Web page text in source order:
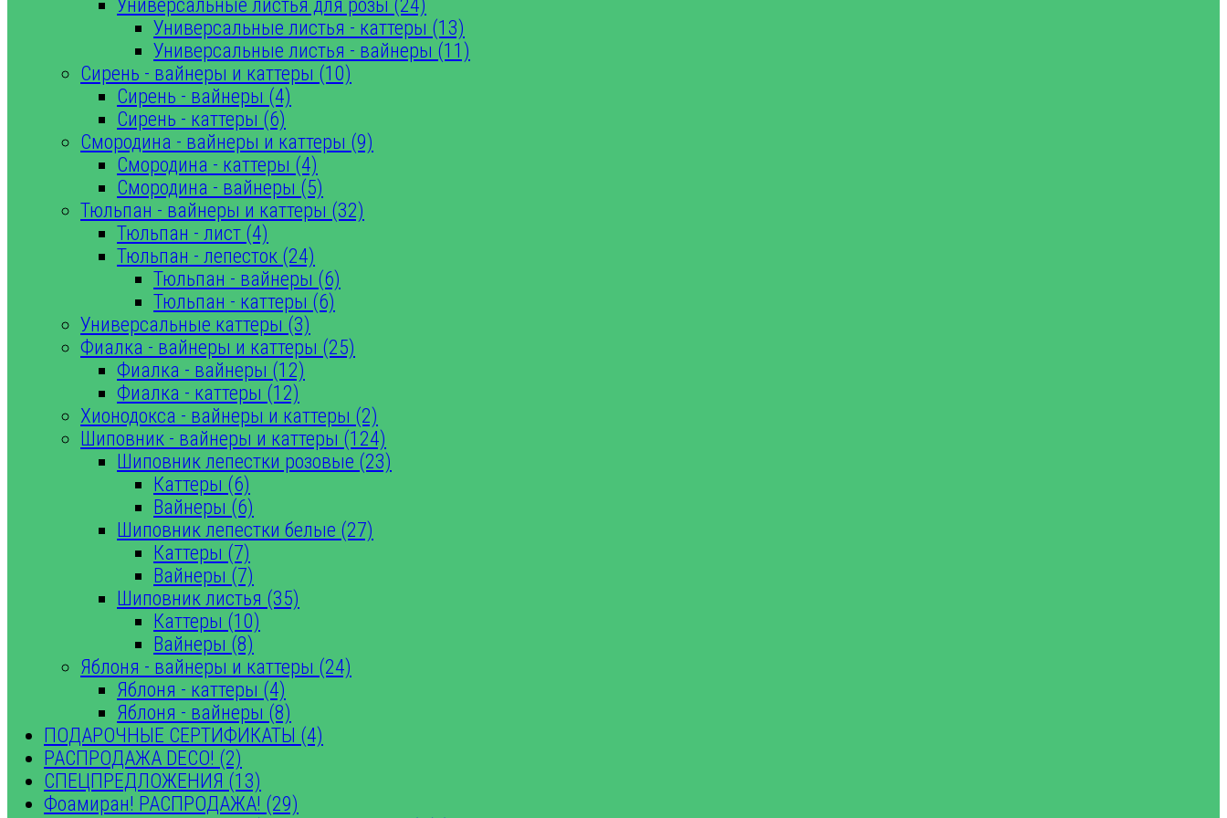
Универсальные листья для розы (24)
Универсальные листья - каттеры (13)
Универсальные листья - вайнеры (11)
Сирень - вайнеры и каттеры (10)
Сирень - вайнеры (4)
Сирень - каттеры (6)
Смородина - вайнеры и каттеры (9)
Смородина - каттеры (4)
Смородина - вайнеры (5)
Тюльпан - вайнеры и каттеры (32)
Тюльпан - лист (4)
Тюльпан - лепесток (24)
Тюльпан - вайнеры (6)
Тюльпан - каттеры (6)
Универсальные каттеры (3)
Фиалка - вайнеры и каттеры (25)
Фиалка - вайнеры (12)
Фиалка - каттеры (12)
Хионодокса - вайнеры и каттеры (2)
Шиповник - вайнеры и каттеры (124)
Шиповник лепестки розовые (23)
Каттеры (6)
Вайнеры (6)
Шиповник лепестки белые (27)
Каттеры (7)
Вайнеры (7)
Шиповник листья (35)
Каттеры (10)
Вайнеры (8)
Яблоня - вайнеры и каттеры (24)
Яблоня - каттеры (4)
Яблоня - вайнеры (8)
ПОДАРОЧНЫЕ СЕРТИФИКАТЫ (4)
РАСПРОДАЖА DECO! (2)
СПЕЦПРЕДЛОЖЕНИЯ (13)
Фоамиран! РАСПРОДАЖА! (29)